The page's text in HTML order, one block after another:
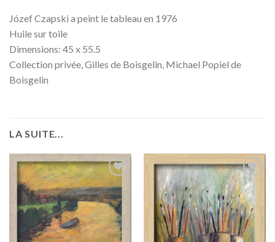
Józef Czapski a peint le tableau en 1976
Huile sur toile
Dimensions: 45 x 55.5
Collection privée, Gilles de Boisgelin, Michael Popiel de
Boisgelin
LA SUITE...
Add to
wishlist
Add to
wishlist